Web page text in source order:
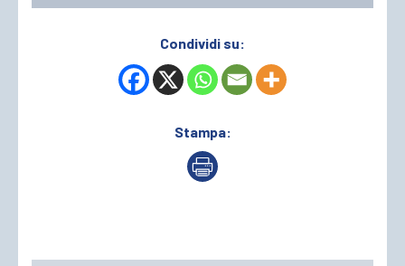
Condividi su:
Stampa: